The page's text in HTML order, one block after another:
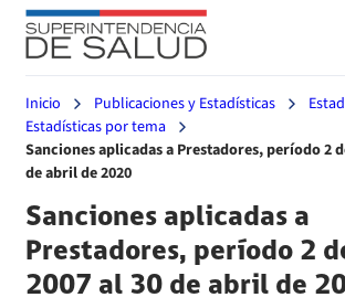
Inicio Publicaciones y Estadísticas
Estadísticas por tema
Sanciones aplicadas a Prestadores, período 2
de abril de 2020
Sanciones aplicadas a
Prestadores, período 2
2007 al 30 de abril de